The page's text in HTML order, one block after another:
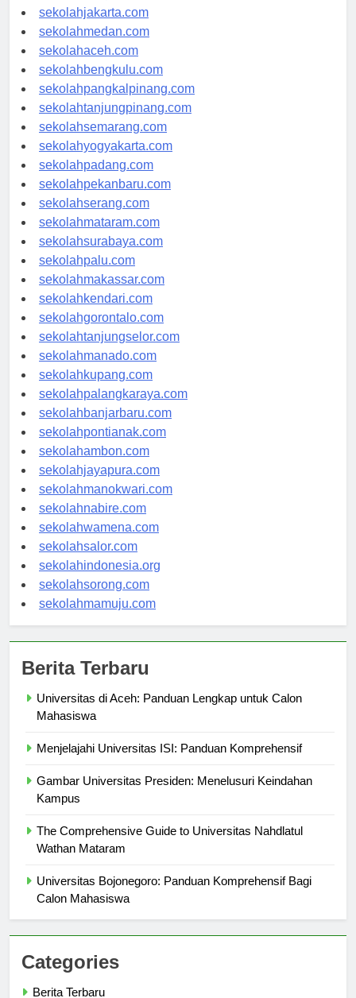
sekolahdenpasar.com
sekolahjakarta.com
sekolahmedan.com
sekolahaceh.com
sekolahbengkulu.com
sekolahpangkalpinang.com
sekolahtanjungpinang.com
sekolahsemarang.com
sekolahyogyakarta.com
sekolahpadang.com
sekolahpekanbaru.com
sekolahserang.com
sekolahmataram.com
sekolahsurabaya.com
sekolahpalu.com
sekolahmakassar.com
sekolahkendari.com
sekolahgorontalo.com
sekolahtanjungselor.com
sekolahmanado.com
sekolahkupang.com
sekolahpalangkaraya.com
sekolahbanjarbaru.com
sekolahpontianak.com
sekolahambon.com
sekolahjayapura.com
sekolahmanokwari.com
sekolahnabire.com
sekolahwamena.com
sekolahsalor.com
sekolahindonesia.org
sekolahsorong.com
Universitas di Aceh: Panduan Lengkap untuk Calon
Gambar Universitas Presiden: Menelusuri Keindahan
The Comprehensive Guide to Universitas Nahdlatul
Universitas Bojonegoro: Panduan Komprehensif Bagi
Categories